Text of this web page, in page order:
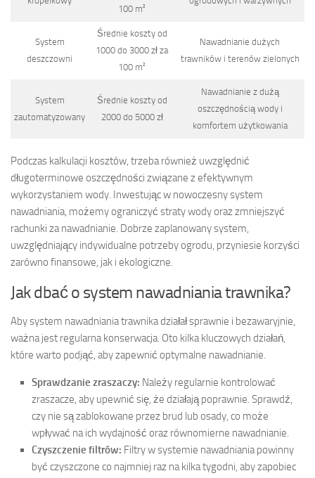
100 m²
System
deszczowni
Średnie koszty od
1000 do 3000 zł za
100 m²
Nawadnianie dużych
trawników i terenów zielonych
System
zautomatyzowany
Średnie koszty od
2000 do 5000 zł
Nawadnianie z dużą
oszczędnością wody i
komfortem użytkowania
Podczas kalkulacji kosztów, trzeba również uwzględnić
długoterminowe oszczędności związane z efektywnym
wykorzystaniem wody. Inwestując w nowoczesny system
nawadniania, możemy ograniczyć straty wody oraz zmniejszyć
rachunki za nawadnianie. Dobrze zaplanowany system,
uwzględniający indywidualne potrzeby ogrodu, przyniesie korzyści
zarówno finansowe, jak i ekologiczne.
Jak dbać o system nawadniania trawnika?
Aby system nawadniania trawnika działał sprawnie i bezawaryjnie,
ważna jest regularna konserwacja. Oto kilka kluczowych działań,
które warto podjąć, aby zapewnić optymalne nawadnianie.
Sprawdzanie zraszaczy: Należy regularnie kontrolować
zraszacze, aby upewnić się, że działają poprawnie. Sprawdź,
czy nie są zablokowane przez brud lub osady, co może
wpływać na ich wydajność oraz równomierne nawadnianie.
Czyszczenie filtrów: Filtry w systemie nawadniania powinny
być czyszczone co najmniej raz na kilka tygodni, aby zapobiec